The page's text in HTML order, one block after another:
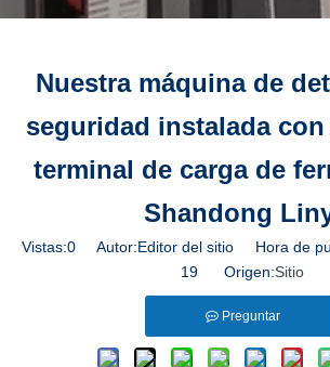
Nuestra máquina de
seguridad instalada
terminal de carga de
Shandong
Vistas:0 Autor:Editor del sitio Hora de
19 Origen:Sitio
Preguntar